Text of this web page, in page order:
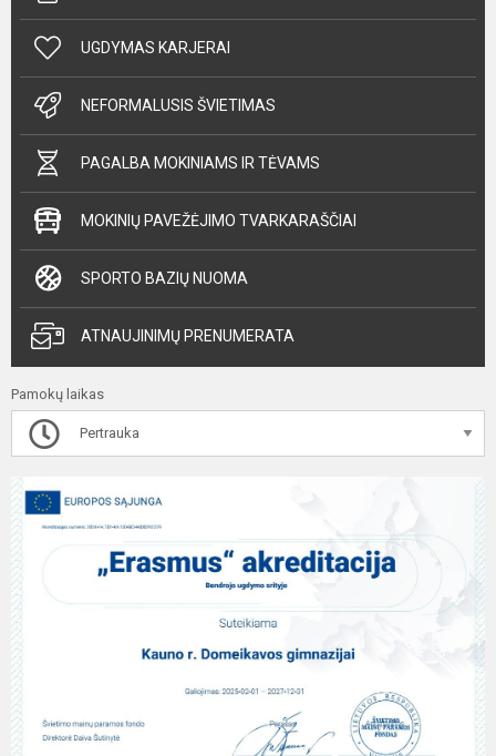
UGDYMAS KARJERAI
NEFORMALUSIS ŠVIETIMAS
PAGALBA MOKINIAMS IR TĖVAMS
MOKINIŲ PAVEŽĖJIMO TVARKARAŠČIAI
SPORTO BAZIŲ NUOMA
ATNAUJINIMŲ PRENUMERATA
Pamokų laikas
Pertrauka